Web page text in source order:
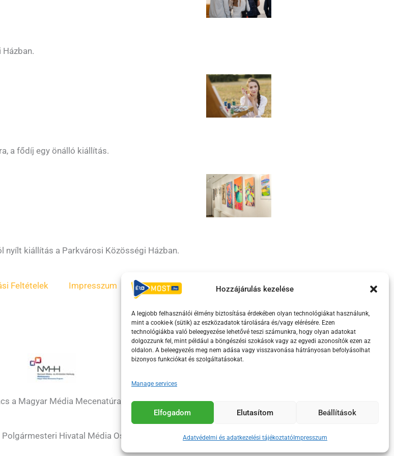
Hozzájárulás kezelése
A legjobb felhasználói élmény biztosítása érdekében olyan technológiákat használunk,
mint a cookie-k (sütik) az eszközadatok tárolására és/vagy elérésére. Ezen
technológiákba való beleegyezése lehetővé teszi számunkra, hogy olyan adatokat
dolgozzunk fel, mint például a böngészési szokások vagy az egyedi azonosítók ezen az
oldalon. A beleegyezés meg nem adása vagy visszavonása hátrányosan befolyásolhat
bizonyos funkciókat és szolgáltatásokat.
Manage services
Elfogadom Elutasítom Beállítások
Adatvédelmi és adatkezelési tájékoztatóImpresszum
a fődíj egy önálló kiállítás.
kiállítás a Parkvárosi Közösségi Házban.
Feltételek Impresszum ÁSZF Irányelvek Moderálási szabályzat
a Magyar Média Mecenatúra program keretében támogatja.
Hivatal Média Osztálya